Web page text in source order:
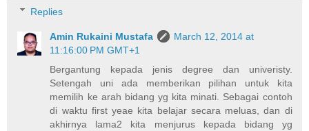
Replies
Amin Rukaini Mustafa
March 12, 2014 at
11:16:00 PM GMT+1
Bergantung kepada jenis degree dan univeristy.
Setengah uni ada memberikan pilihan untuk kita
memilih ke arah bidang yg kita minati. Sebagai contoh
di waktu first yeae kita belajar secara meluas, dan di
akhirnya lama2 kita menjurus kepada bidang yg